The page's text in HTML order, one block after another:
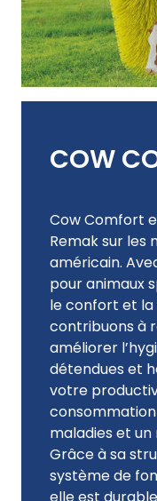
COW
Cow Comfort
Remak sur les
américain.
pour animaux
le confort et la
contribuons à
améliorer
détendues et
votre
consommation
maladies et
Grâce à sa
système de